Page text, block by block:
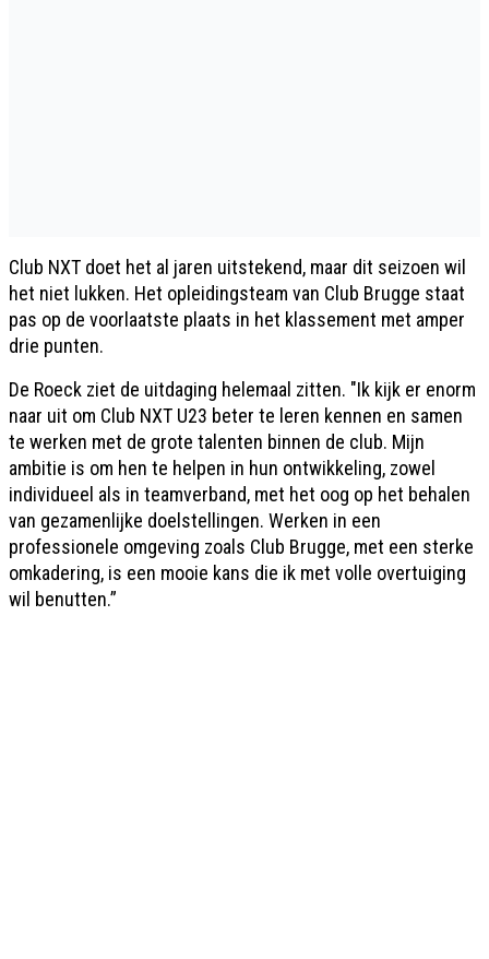
Club NXT doet het al jaren uitstekend, maar dit seizoen wil
het niet lukken. Het opleidingsteam van Club Brugge staat
pas op de voorlaatste plaats in het klassement met amper
drie punten.
De Roeck ziet de uitdaging helemaal zitten. "Ik kijk er enorm
naar uit om Club NXT U23 beter te leren kennen en samen
te werken met de grote talenten binnen de club. Mijn
ambitie is om hen te helpen in hun ontwikkeling, zowel
individueel als in teamverband, met het oog op het behalen
van gezamenlijke doelstellingen. Werken in een
professionele omgeving zoals Club Brugge, met een sterke
omkadering, is een mooie kans die ik met volle overtuiging
wil benutten.”